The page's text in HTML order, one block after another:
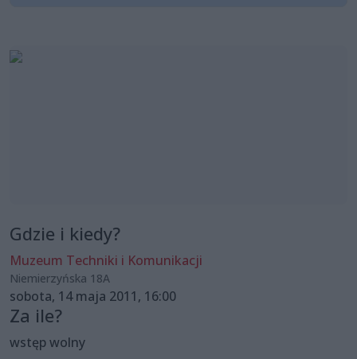
Gdzie i kiedy?
Muzeum Techniki i Komunikacji
Niemierzyńska 18A
sobota, 14 maja 2011, 16:00
Za ile?
wstęp wolny